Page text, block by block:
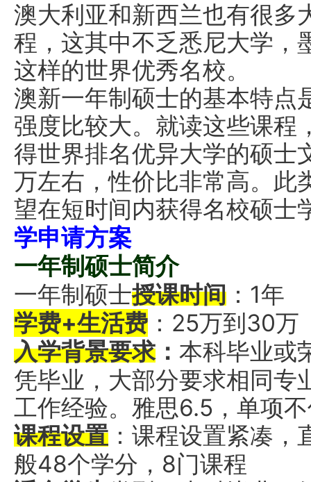
澳大利亚和新西兰也有很多
程，这其中不乏悉尼大学，
这样的世界优秀名校。
澳新一年制硕士的基本特点
强度比较大。就读这些课程
得世界排名优异大学的硕士
万左右，性价比非常高。此
望在短时间内获得名校硕士
学申请方案
一年制硕士简介
一年制硕士授课时间 ：1年
学费+生活费 ：25万到30万
入学背景要求： 本科毕业或
凭毕业，大部分要求相同
工作经验。雅思6.5，单项
课程设置 ：课程设置紧凑
般48个学分，8门课程